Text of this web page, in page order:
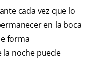
cada vez que lo
en la boca
forma
noche puede